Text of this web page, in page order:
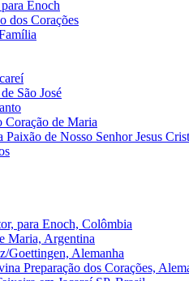
Enoch
dos Corações
São José
Coração de Maria
de Nosso Senhor Jesus
para Enoch, Colômbia
Maria, Argentina
Goettingen, Alemanha
Preparação dos Corações,